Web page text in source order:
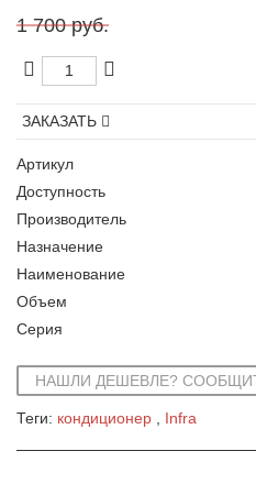
1 700 руб.
ЗАКАЗАТЬ
Артикул
Доступность
Производитель
Назначение
Наименование
Объем
Серия
НАШЛИ ДЕШЕВЛЕ?
Теги: кондиционер Infra